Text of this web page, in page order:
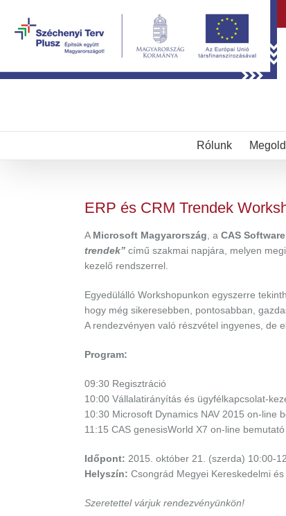
Rólunk
ERP és CRM Trendek
A Microsoft Magyarország , a CAS Software
trendek” című szakmai napjára, melyen
kezelő rendszerrel.
Egyedülálló Workshopunkon egyszerre
hogy még sikeresebben, pontosabban,
A rendezvényen való részvétel ingyenes, de
Program:
09:30 Regisztráció
10:00 Vállalatirányítás és ügyfélkapcsolat-
10:30 Microsoft Dynamics NAV 2015 on-line
11:15 CAS genesisWorld X7 on-line bemutató
Időpont: 2015. október 21. (szerda) 10:00-
Helyszín: Csongrád Megyei Kereskedelmi
Szeretettel várjuk rendezvényünkön!